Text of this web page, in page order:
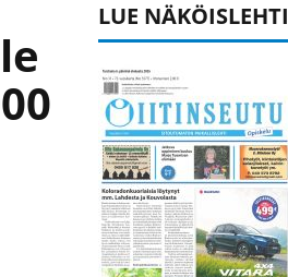
LUE NÄKÖISLEHTI